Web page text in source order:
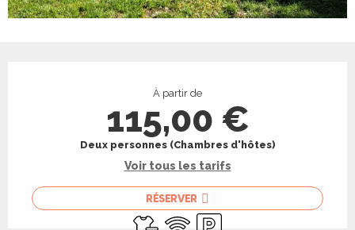
À partir de
115,00 €
Deux personnes (Chambres d'hôtes)
Voir tous les tarifs
RÉSERVER
Draps et linge
WiFi Parking